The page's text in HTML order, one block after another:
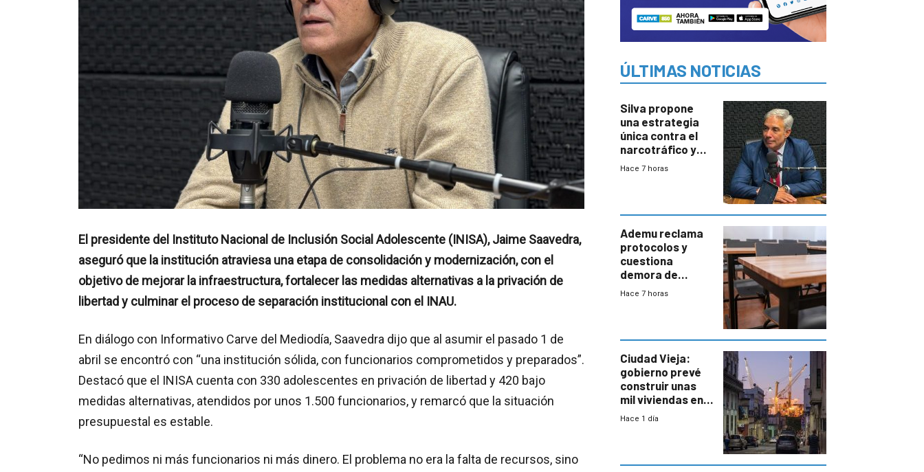
El presidente del Instituto Nacional de Inclusión Social Adolescente (INISA), Jaime Saavedra,
aseguró que la institución atraviesa una etapa de consolidación y modernización, con el
objetivo de mejorar la infraestructura, fortalecer las medidas alternativas a la privación de
libertad y culminar el proceso de separación institucional con el INAU.
En diálogo con Informativo Carve del Mediodía, Saavedra dijo que al asumir el pasado 1 de
abril se encontró con “una institución sólida, con funcionarios comprometidos y preparados”.
Destacó que el INISA cuenta con 330 adolescentes en privación de libertad y 420 bajo
medidas alternativas, atendidos por unos 1.500 funcionarios, y remarcó que la situación
presupuestal es estable.
“No pedimos ni más funcionarios ni más dinero. El problema no era la falta de recursos, sino
ÚLTIMAS NOTICIAS
Silva propone
una estrategia
única contra el
narcotráfico y
mayor
Hace 7 horas
Ademu reclama
protocolos y
cuestiona
demora de
Primaria ante
Hace 7 horas
Ciudad Vieja:
gobierno prevé
construir unas
mil viviendas en
un plan de
Hace 1 día